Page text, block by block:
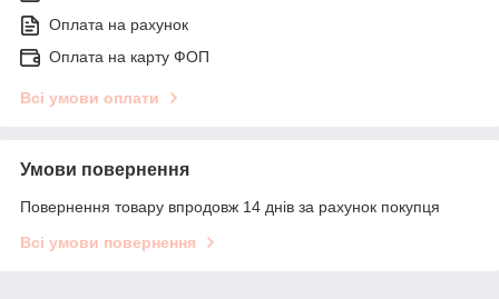
Оплата на рахунок
Оплата на карту ФОП
Всі умови оплати
Умови повернення
Повернення товару впродовж 14 днів за рахунок покупця
Всі умови повернення